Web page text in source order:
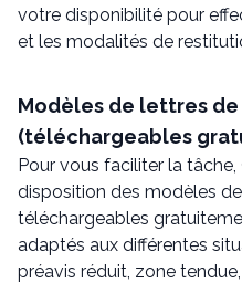
votre disponibilité pour
et les modalités de
Modèles de lettres de
(téléchargeables
Pour vous faciliter la
disposition des modèles
téléchargeables
adaptés aux différentes
préavis réduit, zone